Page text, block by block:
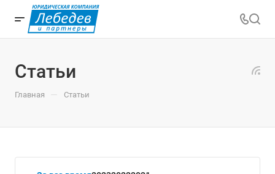
Статьи
Главная — Статьи